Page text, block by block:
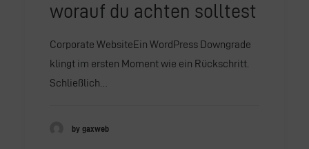
worauf du achten solltest
Corporate WebsiteEin WordPress Downgrade
klingt im ersten Moment wie ein Rückschritt.
Schließlich…
by gaxweb